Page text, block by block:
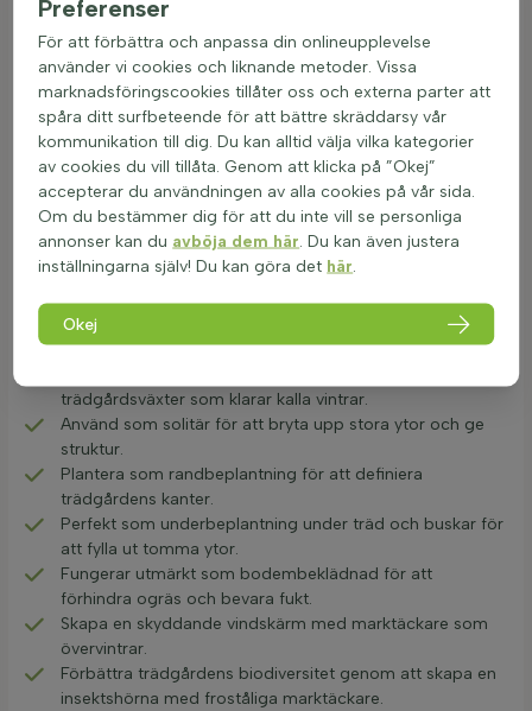
Giftigheten hos dessa växter är generellt låg, vilket gör dem
säkra för trädgårdar med barn och husdjur. Vid normalt
trädgårdsbruk är de ofarliga och kan hanteras utan risk.
Härdiga bodenväxter bidrar till biodiversiteten genom att
erbjuda mat och skydd för insekter och smådjur. De blommar
ofta länge och kan efterlikna naturliga habitat, vilket stärker
trädgårdens ekosystem och motståndskraft mot sjukdomar
och skadedjur.
Användning i kalla klimatzoner och norrsidor
Vinterhärdiga marktäckare är idealiska för trädgårdar i kalla
hårda vintrar och ger en vacker grönska året runt. Här är
några sätt att använda härdiga bodenväxter i trädgården:
trädgårdsväxter som klarar kalla vintrar.
Använd som solitär för att bryta upp stora ytor och ge
struktur.
Plantera som randbeplantning för att definiera
trädgårdens kanter.
Perfekt som underbeplantning under träd och buskar för
att fylla ut tomma ytor.
Fungerar utmärkt som bodembeklädnad för att
förhindra ogräs och bevara fukt.
Skapa en skyddande vindskärm med marktäckare som
övervintrar.
Förbättra trädgårdens biodiversitet genom att skapa en
insektshörna med froståliga marktäckare.
Preferenser
För att förbättra och anpassa din onlineupplevelse
använder vi cookies och liknande metoder. Vissa
marknadsföringscookies tillåter oss och externa parter att
spåra ditt surfbeteende för att bättre skräddarsy vår
kommunikation till dig. Du kan alltid välja vilka kategorier
av cookies du vill tillåta. Genom att klicka på ”Okej”
accepterar du användningen av alla cookies på vår sida.
Om du bestämmer dig för att du inte vill se personliga
annonser kan du avböja dem här . Du kan även justera
inställningarna själv! Du kan göra det här
Okej